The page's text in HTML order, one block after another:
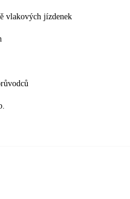
vlakových jízdenek